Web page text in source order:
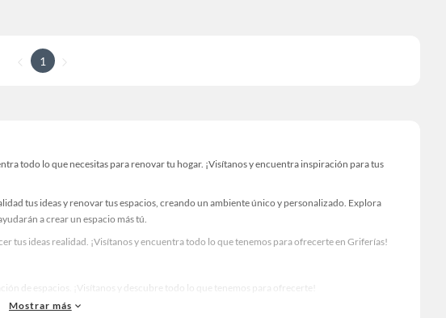
1
todo lo que necesitas para renovar tu hogar. ¡Visítanos y encuentra inspiración para tus
tus ideas y renovar tus espacios, creando un ambiente único y personalizado. Explora
a crear un espacio más tú.
tus ideas realidad. ¡Visítanos y encuentra todo lo que tenemos para ofrecerte en Griferías!
de espacios. ¡Visítanos y descubre todo lo que tenemos para ofrecerte!
todo lo necesario para tus proyectos de renovación y decoración. ¡Visítanos y haz tus ideas
Mostrar más